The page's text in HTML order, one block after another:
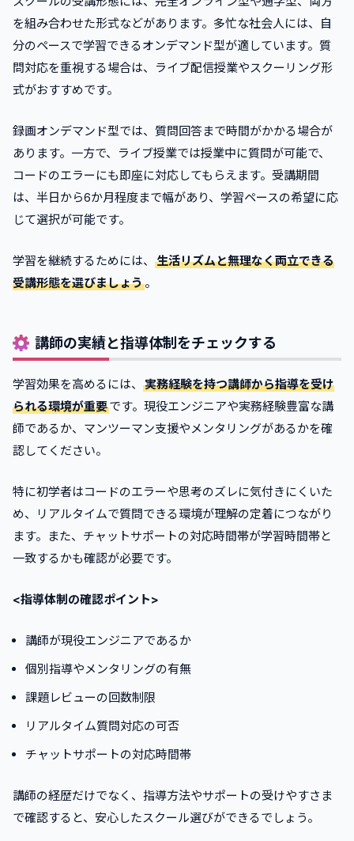
を組み合わせた形式などがあります。多忙な社会人には、自
分のペースで学習できるオンデマンド型が適しています。質
問対応を重視する場合は、ライブ配信授業やスクーリング形
式がおすすめです。
録画オンデマンド型では、質問回答まで時間がかかる場合が
あります。一方で、ライブ授業では授業中に質問が可能で、
コードのエラーにも即座に対応してもらえます。受講期間
は、半日から6か月程度まで幅があり、学習ペースの希望に応
じて選択が可能です。
学習を継続するためには、
生活リズムと無理なく両立できる
受講形態を選びましょう。
講師の実績と指導体制をチェックする
学習効果を高めるには、
実務経験を持つ講師から指導を受け
られる環境が重要です。現役エンジニアや実務経験豊富な講
師であるか、マンツーマン支援やメンタリングがあるかを確
認してください。
特に初学者はコードのエラーや思考のズレに気付きにくいた
め、リアルタイムで質問できる環境が理解の定着につながり
ます。また、チャットサポートの対応時間帯が学習時間帯と
一致するかも確認が必要です。
<指導体制の確認ポイント>
講師が現役エンジニアであるか
個別指導やメンタリングの有無
課題レビューの回数制限
リアルタイム質問対応の可否
チャットサポートの対応時間帯
講師の経歴だけでなく、指導方法やサポートの受けやすさま
で確認すると、安心したスクール選びができるでしょう。